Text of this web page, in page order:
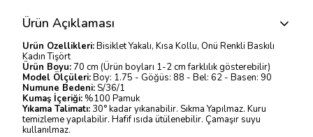
Ürün Açıklaması
Ürün Özellikleri:Bisiklet Yakalı, Kısa Kollu, Önü Renkli Baskılı
Kadın Tişört
Ürün Boyu:70 cm (Ürün boyları 1-2 cm farklılık gösterebilir)
Model Ölçüleri:Boy: 1.75 - Göğüs: 88 - Bel: 62 - Basen: 90
Numune Bedeni: S/36/1
Kumaş İçeriği: %100 Pamuk
Yıkama Talimatı:30° kadar yıkanabilir. Sıkma Yapılmaz. Kuru
temizleme yapılabilir. Hafif ısıda ütülenebilir. Çamaşır suyu
kullanılmaz.